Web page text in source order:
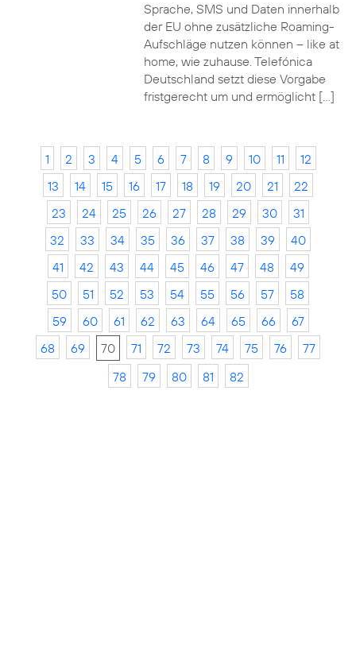
Sprache, SMS und Daten innerhalb
der EU ohne zusätzliche Roaming-
Aufschläge nutzen können – like at
home, wie zuhause. Telefónica
Deutschland setzt diese Vorgabe
fristgerecht um und ermöglicht […]
1 2 3 4 5 6 7 8 9 10 11
12
13
14 15 16 17 18 19 20 21
22
23
24 25 26 27 28 29 30
31
32
33 34 35 36 37 38 39
40
41
42 43 44 45 46 47 48
49
50
51 52 53 54 55 56 57
58
59
60 61 62 63 64 65 66
67
68
69 70 71 72 73 74 75 76
77
78
79 80 81 82